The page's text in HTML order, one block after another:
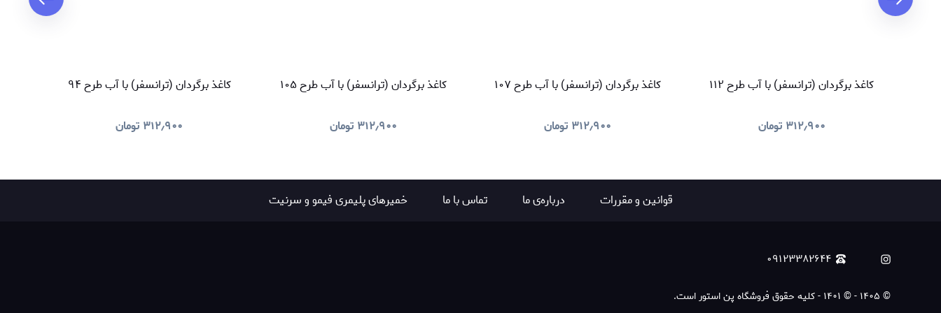
کاغذ برگردان (ترانسفر) با آب طرح ۱۱۲
۳۱۲٫۹۰۰ تومان
کاغذ برگردان (ترانسفر) با آب طرح ۱۰۷
۳۱۲٫۹۰۰ تومان
کاغذ برگردان (ترانسفر) با آب طرح ۱۰۵
۳۱۲٫۹۰۰ تومان
کاغذ برگردان (ترانسفر) با آب طرح ۹۴
۳۱۲٫۹۰۰ تومان
قوانين و مقررات درباره‌ی ما تماس با ما خمیرهای پلیمری فیمو و سرنیت
۰۹۱۲۳۳۸۲۶۴۴
© ۱۴۰۵ -© ۱۴۰۱ - کلیه حقوق فروشگاه پن استور است.